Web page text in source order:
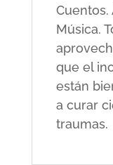
Cuentos.
Música.
que el
están
a curar
traumas.